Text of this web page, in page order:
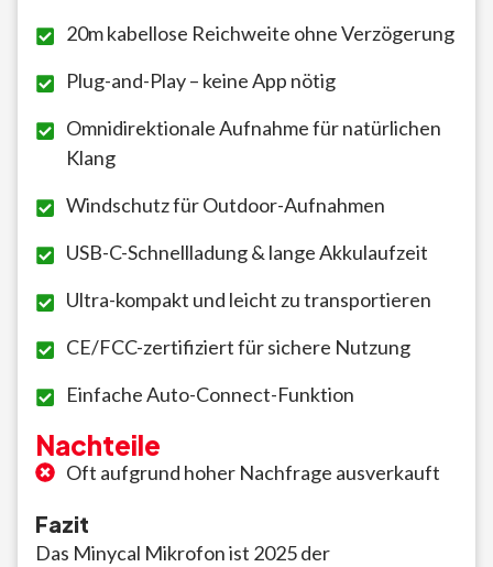
20m kabellose Reichweite ohne Verzögerung
Plug-and-Play – keine App nötig
Omnidirektionale Aufnahme für natürlichen
Klang
Windschutz für Outdoor-Aufnahmen
USB-C-Schnellladung & lange Akkulaufzeit
Ultra-kompakt und leicht zu transportieren
CE/FCC-zertifiziert für sichere Nutzung
Einfache Auto-Connect-Funktion
Nachteile
Oft aufgrund hoher Nachfrage ausverkauft
Fazit
Das Minycal Mikrofon ist 2025 der